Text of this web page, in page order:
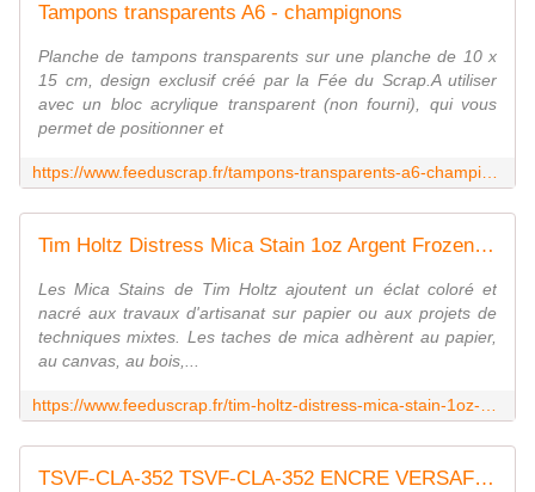
Tampons transparents A6 - champignons
Planche de tampons transparents sur une planche de 10 x
15 cm, design exclusif créé par la Fée du Scrap.A utiliser
avec un bloc acrylique transparent (non fourni), qui vous
permet de positionner et
Tim Holtz Distress Mica Stain 1oz Argent Frozen Fog
Les Mica Stains de Tim Holtz ajoutent un éclat coloré et
nacré aux travaux d'artisanat sur papier ou aux projets de
techniques mixtes. Les taches de mica adhèrent au papier,
au canvas, au bois,...
TSVF-CLA-352 TSVF-CLA-352 ENCRE VERSAFINE CLAIR - Morning Mist FEE DU SCRAP